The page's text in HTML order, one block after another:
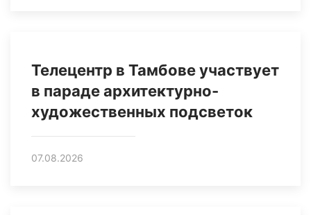
Телецентр в Тамбове участвует
в параде архитектурно-
художественных подсветок
07.08.2026